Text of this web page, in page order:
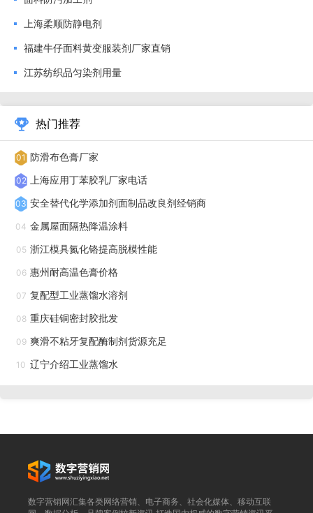
Kamaset DP-40 为织物用防透光整理剂是我们公司一种
新型功能整理剂，可针对棉等纤维素纤维和涤纶等合成纤维纺
织品，尤其对白色织物，能显示出优异的防透光效果，同时，
Kamaset DP-40 还兼有抗紫外线（UV）和热辐射隔绝功能。
可使纯白色泳衣、医护白衣达到不能看透的功能。防透明整理
剂Kamaset DP-40 主要用于生产防透明的医院夏季服装、泳
衣等产品。 [使用方法] 防透光加工 ·用量： Kamaset DP-40
50～100 克/升；Kamaresin AC-55 20～30 克/升 ·加工工
艺：浸轧→ 预备烘干→ 焙烘上海防透光剂-防透明剂-防走光
加工剂-望界。天津各种纤维防透明整理剂
天的时候比较容易受到人们的欢迎，我们就一起来看一下，白
色衣服太透怎么办？ Kamaset DP-40 为织物用防透光整理
上海柔顺防静电剂
福建牛仔面料黄变服装剂厂家直销
江苏纺织品匀染剂用量
热门推荐
01 防滑布色膏厂家
02 上海应用丁苯胶乳厂家电话
03 安全替代化学添加剂面制品改良剂经销商
04 金属屋面隔热降温涂料
05 浙江模具氮化铬提高脱模性能
06 惠州耐高温色膏价格
07 复配型工业蒸馏水溶剂
08 重庆硅铜密封胶批发
09 爽滑不粘牙复配酶制剂货源充足
10 辽宁介绍工业蒸馏水
数字营销网汇集各类网络营销、电子商务、社会化媒体、移动互联